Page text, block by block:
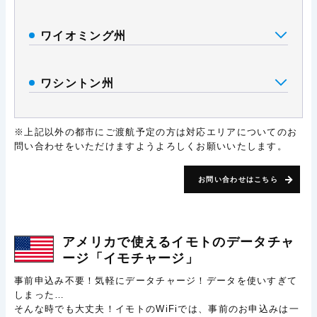
ワイオミング州
ワシントン州
※上記以外の都市にご渡航予定の方は対応エリアについてのお
問い合わせをいただけますようよろしくお願いいたします。
お問い合わせはこちら
アメリカで使えるイモトのデータチャ
ージ 「イモチャージ」
事前申込み不要！気軽にデータチャージ！データを使いすぎて
しまった…
そんな時でも大丈夫！イモトのWiFiでは、事前のお申込みは一